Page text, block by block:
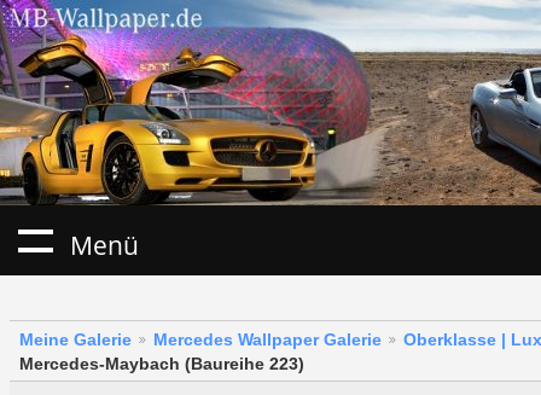
Menü
Meine Galerie Mercedes Wallpaper Galerie
Oberklasse |
Mercedes-Maybach (Baureihe 223)